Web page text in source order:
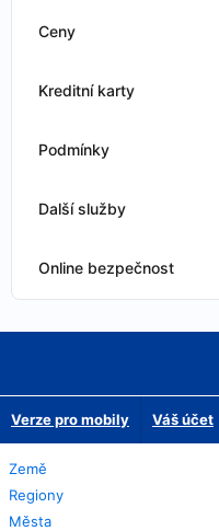
Ceny
Kreditní karty
Podmínky
Další služby
Online bezpečnost
Verze pro mobily Váš účet
Země
Regiony
Města